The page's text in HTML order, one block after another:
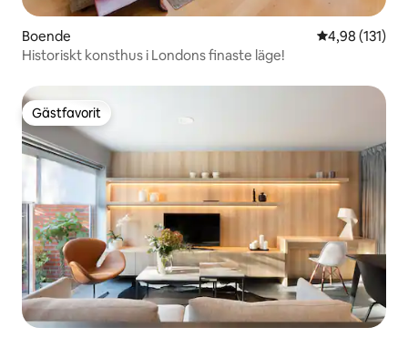
Boende 4,98 av 5 i
4,98 (131)
Historiskt konsthus i Londons finaste läge!
Gästfavorit
Gästfavorit